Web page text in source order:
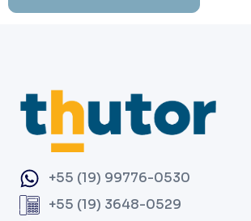
+55 (19) 99776-0530
+55 (19) 3648-0529